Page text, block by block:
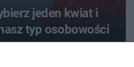
jeden kwiat i
typ osobowości